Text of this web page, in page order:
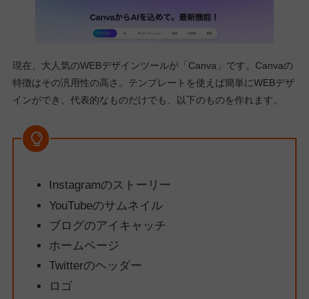
現在、大人気のWEBデザインツールが「Canva」です。Canvaの
特徴はその汎用性の高さ。テンプレートを使えば簡単にWEBデザ
インができ、代表的なものだけでも、以下のものを作れます。
Instagramのストーリー
YouTubeのサムネイル
ブログのアイキャッチ
ホームページ
Twitterのヘッダー
ロゴ